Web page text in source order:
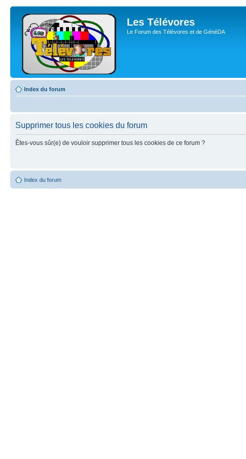
Les Télévores
Le Forum des Télévores et de GénéDA
Index du forum
Supprimer tous les cookies du forum
Êtes-vous sûr(e) de vouloir supprimer tous les cookies de ce forum ?
Index du forum